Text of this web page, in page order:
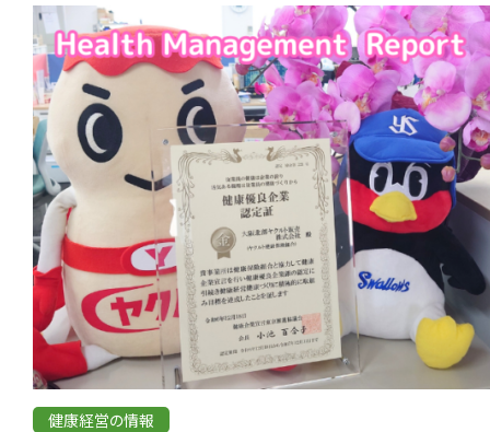
健康経営の情報